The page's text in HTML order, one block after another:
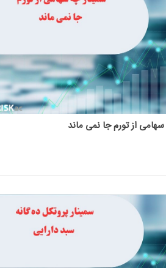
از تورم جا نمی ماند